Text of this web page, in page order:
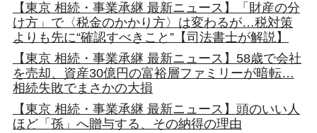
【東京 相続・事業承継 最新ニュース】「財産の分
け方」で〈税金のかかり方〉は変わるが…税対策
よりも先に“確認すべきこと”【司法書士が解説】
【東京 相続・事業承継 最新ニュース】58歳で会社
を売却、資産30億円の富裕層ファミリーが暗転…
相続失敗でまさかの大損
【東京 相続・事業承継 最新ニュース】頭のいい人
ほど「孫」へ贈与する、その納得の理由